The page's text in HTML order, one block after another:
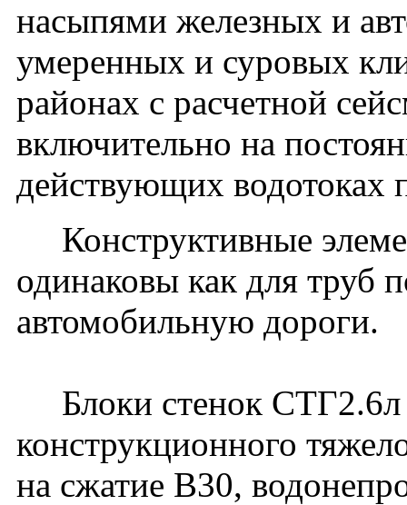
насыпями железных и
умеренных и суровых
районах с расчетной
включительно на
действующих водотоках
Конструктивные
одинаковы как для труб
автомобильную дороги.
Блоки стенок СТГ2.6л
конструкционного
на сжатие В30,